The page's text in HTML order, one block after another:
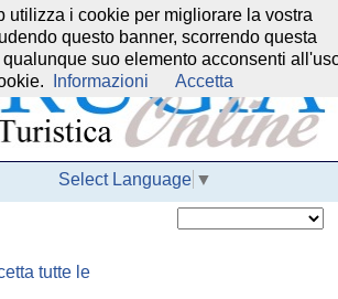
network:
Select Language ▼
utilizza i cookie per migliorare la vostra
questo banner, scorrendo questa
suo elemento acconsenti
Informazioni Accetta